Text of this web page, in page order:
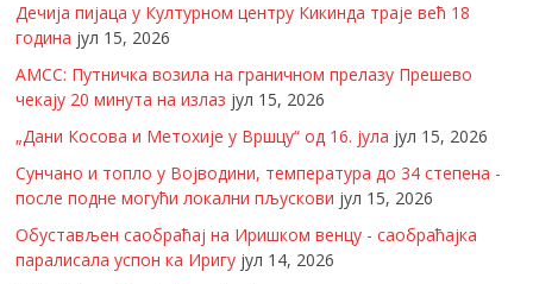
Дечија пијаца у Културном центру Кикинда траје већ 18
година јул 15, 2026
АМСС: Путничка возила на граничном прелазу Прешево
чекају 20 минута на излаз јул 15, 2026
„Дани Косова и Метохије у Вршцу“ од 16. јула јул 15, 2026
Сунчано и топло у Војводини, температура до 34 степена -
после подне могући локални пљускови јул 15, 2026
Обустављен саобраћај на Иришком венцу - саобраћајка
паралисала успон ка Иригу јул 14, 2026